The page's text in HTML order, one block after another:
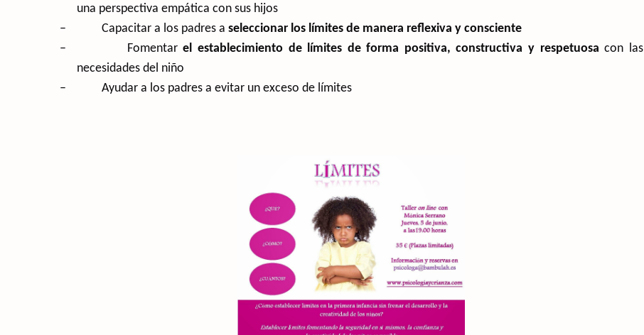
una perspectiva empática con sus hijos
–
Capacitar a los padres a seleccionar los límites de manera reflexiva y consciente
–
Fomentarel establecimiento de límites de forma positiva, constructiva y respetuosa con las
necesidades del niño
–
Ayudar a los padres a evitar un exceso de límites